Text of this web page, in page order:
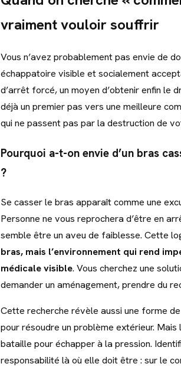
vraiment vouloir souffrir
Vous n’avez probablement pas envie de
échappatoire visible et socialement
d’arrêt forcé, un moyen d’obtenir enfin le
déjà un premier pas vers une meilleure
qui ne passent pas par la destruction de
Pourquoi a-t-on envie d’un bras
?
Se casser le bras apparaît comme une
Personne ne vous reprochera d’être en
semble être un aveu de faiblesse. Cette
bras, mais l’environnement qui rend
médicale visible. Vous cherchez une
demander un aménagement, prendre du
Cette recherche révèle aussi une forme
pour résoudre un problème extérieur.
bataille pour échapper à la pression.
responsabilité là où elle doit être : sur le